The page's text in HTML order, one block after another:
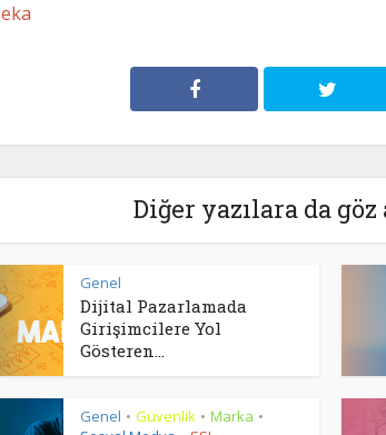
Diğer yazılara da
Genel
Dijital Pazarlamada
Girişimcilere Yol
Gösteren...
Genel • Güvenlik • Marka •